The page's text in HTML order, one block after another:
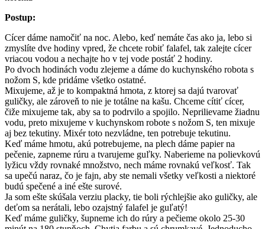
Postup:
Cícer dáme namočiť na noc. Alebo, keď nemáte čas ako ja, lebo si
zmyslíte dve hodiny vpred, že chcete robiť falafel, tak zalejte cícer
vriacou vodou a nechajte ho v tej vode postáť 2 hodiny.
Po dvoch hodinách vodu zlejeme a dáme do kuchynského robota s
nožom S, kde pridáme všetko ostatné.
Mixujeme, až je to kompaktná hmota, z ktorej sa dajú tvarovať
guličky, ale zároveň to nie je totálne na kašu. Chceme cítiť cícer,
čiže mixujeme tak, aby sa to podrvilo a spojilo. Neprilievame žiadnu
vodu, preto mixujeme v kuchynskom robote s nožom S, ten mixuje
aj bez tekutiny. Mixér toto nezvládne, ten potrebuje tekutinu.
Keď máme hmotu, akú potrebujeme, na plech dáme papier na
pečenie, zapneme rúru a tvarujeme guľky. Naberieme na polievkovú
lyžicu vždy rovnaké množstvo, nech máme rovnakú veľkosť. Tak
sa upečú naraz, čo je fajn, aby ste nemali všetky veľkosti a niektoré
budú spečené a iné ešte surové.
Ja som ešte skúšala verziu placky, tie boli rýchlejšie ako guličky, ale
deťom sa nerátali, lebo ozajstný falafel je guľatý!
Keď máme guličky, šupneme ich do rúry a pečieme okolo 25-30